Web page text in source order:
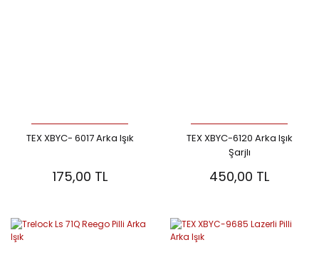
TEX XBYC- 6017 Arka Işık
175,00 TL
TEX XBYC-6120 Arka Işık
Şarjlı
450,00 TL